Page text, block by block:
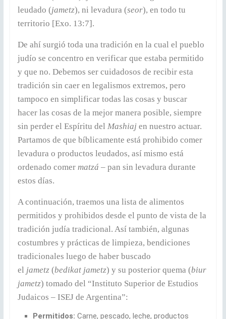
leudado (jametz), ni levadura (seor), en todo tu
territorio [Exo. 13:7].
De ahí surgió toda una tradición en la cual el pueblo
judío se concentro en verificar que estaba permitido
y que no. Debemos ser cuidadosos de recibir esta
tradición sin caer en legalismos extremos, pero
tampoco en simplificar todas las cosas y buscar
hacer las cosas de la mejor manera posible, siempre
sin perder el Espíritu del Mashiaj en nuestro actuar.
Partamos de que bíblicamente está prohibido comer
levadura o productos leudados, así mismo está
ordenado comer matzá – pan sin levadura durante
estos días.
A continuación, traemos una lista de alimentos
permitidos y prohibidos desde el punto de vista de la
tradición judía tradicional. Así también, algunas
costumbres y prácticas de limpieza, bendiciones
tradicionales luego de haber buscado
el jametz(bedikat jametz) y su posterior quema (biur
jametz) tomado del “Instituto Superior de Estudios
Judaicos – ISEJ de Argentina”:
Permitidos: Carne, pescado, leche, productos